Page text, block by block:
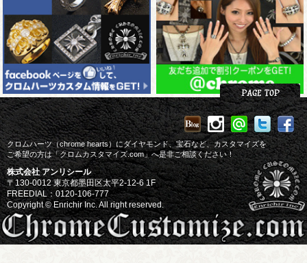
クロムハーツ（chrome hearts）にダイヤモンド、宝石など、カスタマイズを
ご希望の方は「クロムカスタマイズ.com」へ是非ご相談ください！
株式会社 アンリシール
〒130-0012 東京都墨田区太平2-12-6 1F
FREEDIAL：0120-106-777
Copyright © Enrichir Inc. All right reserved.